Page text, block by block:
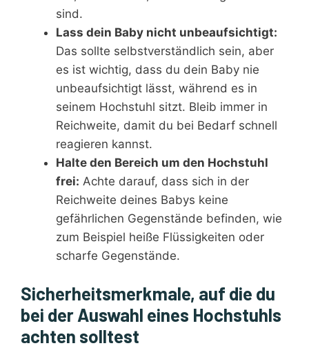
sind.
Lass dein Baby nicht unbeaufsichtigt:
Das sollte selbstverständlich sein, aber
es ist wichtig, dass du dein Baby nie
unbeaufsichtigt lässt, während es in
seinem Hochstuhl sitzt. Bleib immer in
Reichweite, damit du bei Bedarf schnell
reagieren kannst.
Halte den Bereich um den Hochstuhl
frei: Achte darauf, dass sich in der
Reichweite deines Babys keine
gefährlichen Gegenstände befinden, wie
zum Beispiel heiße Flüssigkeiten oder
scharfe Gegenstände.
Sicherheitsmerkmale, auf die du
bei der Auswahl eines Hochstuhls
achten solltest